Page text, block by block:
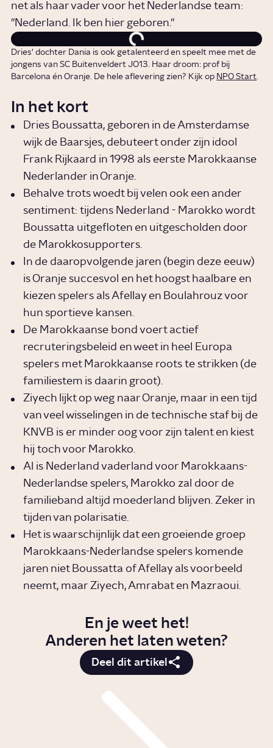
net als haar vader voor het Nederlandse team:
"Nederland. Ik ben hier geboren."
Dries' dochter Dania is ook getalenteerd en speelt mee met de
jongens van SC Buitenveldert JO13. Haar droom: prof bij
Barcelona én Oranje. De hele aflevering zien? Kijk op NPO Start.
In het kort
Dries Boussatta, geboren in de Amsterdamse
wijk de Baarsjes, debuteert onder zijn idool
Frank Rijkaard in 1998 als eerste Marokkaanse
Nederlander in Oranje.
Behalve trots woedt bij velen ook een ander
sentiment: tijdens Nederland - Marokko wordt
Boussatta uitgefloten en uitgescholden door
de Marokkosupporters.
In de daaropvolgende jaren (begin deze eeuw)
is Oranje succesvol en het hoogst haalbare en
kiezen spelers als Afellay en Boulahrouz voor
hun sportieve kansen.
De Marokkaanse bond voert actief
recruteringsbeleid en weet in heel Europa
spelers met Marokkaanse roots te strikken (de
familiestem is daarin groot).
Ziyech lijkt op weg naar Oranje, maar in een tijd
van veel wisselingen in de technische staf bij de
KNVB is er minder oog voor zijn talent en kiest
hij toch voor Marokko.
Al is Nederland vaderland voor Marokkaans-
Nederlandse spelers, Marokko zal door de
familieband altijd moederland blijven. Zeker in
tijden van polarisatie.
Het is waarschijnlijk dat een groeiende groep
Marokkaans-Nederlandse spelers komende
jaren niet Boussatta of Afellay als voorbeeld
neemt, maar Ziyech, Amrabat en Mazraoui.
En je weet het!
Anderen het laten weten?
Deel dit artikel